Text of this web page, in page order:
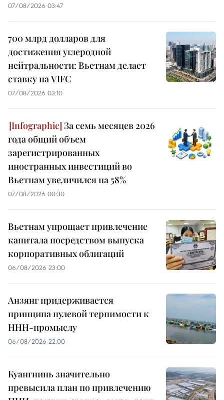
07/08/2026 03:47
700 млрд долларов для
достижения углеродной
нейтральности: Вьетнам делает
ставку на VIFC
07/08/2026 03:10
За семь месяцев 2026
года общий объем
зарегистрированных
иностранных инвестиций во
Вьетнам увеличился на 58%
07/08/2026 00:30
Вьетнам упрощает привлечение
капитала посредством выпуска
корпоративных облигаций
06/08/2026 23:00
Анзянг придерживается
принципа нулевой терпимости к
ННН-промыслу
06/08/2026 22:00
Куангнинь значительно
превысила план по привлечению